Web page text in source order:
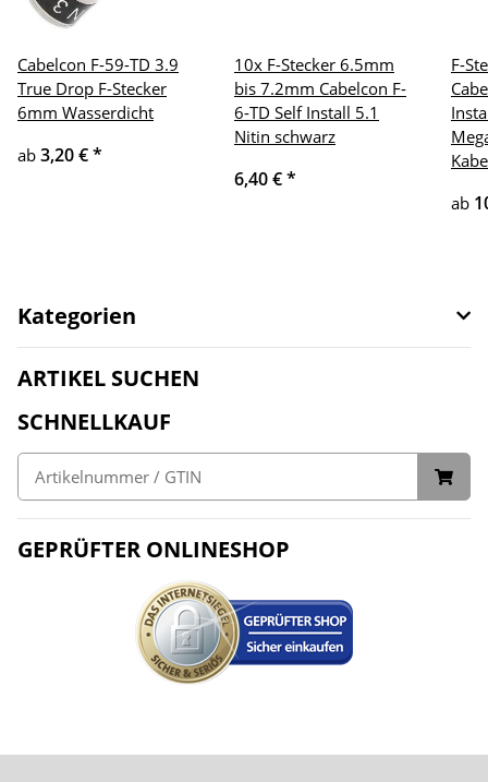
Cabelcon F-59-TD 3.9
True Drop F-Stecker
6mm Wasserdicht
ab 3,20 €*
10x F-Stecker 6.5mm
bis 7.2mm Cabelcon F-
6-TD Self Install 5.1
Nitin schwarz
6,40 €*
F-
ab
Kategorien
ARTIKEL SUCHEN
SCHNELLKAUF
GEPRÜFTER ONLINESHOP